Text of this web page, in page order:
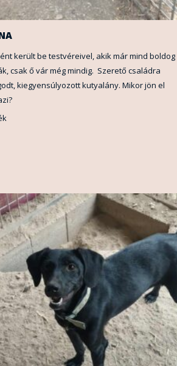
került be testvéreivel, akik már mind boldog
csak ő vár még mindig. Szerető családra
kiegyensúlyozott kutyalány. Mikor jön el